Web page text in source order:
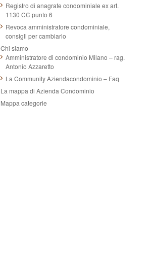
Registro di anagrafe condominiale ex art.
1130 CC punto 6
Revoca amministratore condominiale,
consigli per cambiarlo
Chi siamo
Amministratore di condominio Milano – rag.
Antonio Azzaretto
La Community Aziendacondominio – Faq
La mappa di Azienda Condominio
Mappa categorie